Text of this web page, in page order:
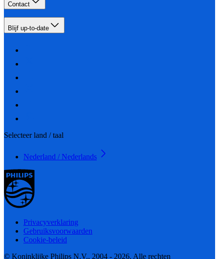
Contact
Blijf up-to-date
Selecteer land / taal
Nederland / Nederlands
Privacyverklaring
Gebruiksvoorwaarden
Cookie-beleid
© Koninklijke Philips N.V., 2004 - 2026. Alle rechten